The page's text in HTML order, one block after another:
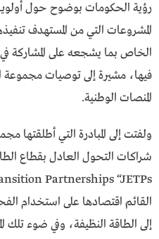
رؤية الحكومات بوضوح حول
المشروعات التي من المستهدف
الخاص بما يشجعه على المشاركة
فيها، مشيرة إلى توصيات
المنصات الوطنية.
القائم اقتصادها على استخدام
إلى الطاقة النظيفة، وفي ضوء تلك